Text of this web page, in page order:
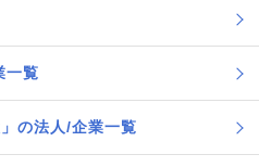
一覧
の法人/企業一覧